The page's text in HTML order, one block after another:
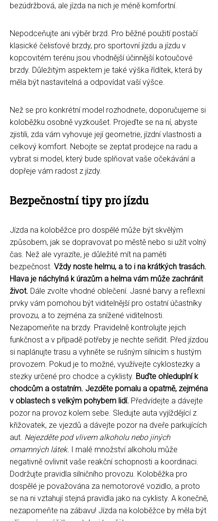
bezúdržbová, ale jízda na nich je méně komfortní.
Nepodceňujte ani výběr brzd. Pro běžné použití postačí
klasické čelisťové brzdy, pro sportovní jízdu a jízdu v
kopcovitém terénu jsou vhodnější účinnější kotoučové
brzdy. Důležitým aspektem je také výška řídítek, která by
měla být nastavitelná a odpovídat vaší výšce.
Než se pro konkrétní model rozhodnete, doporučujeme si
koloběžku osobně vyzkoušet. Projeďte se na ní, abyste
zjistili, zda vám vyhovuje její geometrie, jízdní vlastnosti a
celkový komfort. Nebojte se zeptat prodejce na radu a
vybrat si model, který bude splňovat vaše očekávání a
dopřeje vám radost z jízdy.
Bezpečnostní tipy pro jízdu
Jízda na koloběžce pro dospělé může být skvělým
způsobem, jak se dopravovat po městě nebo si užít volný
čas. Než ale vyrazíte, je důležité mít na paměti
bezpečnost. Vždy noste helmu, a to i na krátkých trasách.
Hlava je náchylná k úrazům a helma vám může zachránit
život. Dále zvolte vhodné oblečení. Jasné barvy a reflexní
prvky vám pomohou být viditelnější pro ostatní účastníky
provozu, a to zejména za snížené viditelnosti.
Nezapomeňte na brzdy. Pravidelně kontrolujte jejich
funkčnost a v případě potřeby je nechte seřídit. Před jízdou
si naplánujte trasu a vyhněte se rušným silnicím s hustým
provozem. Pokud je to možné, využívejte cyklostezky a
stezky určené pro chodce a cyklisty. Buďte ohleduplní k
chodcům a ostatním. Jezděte pomalu a opatrně, zejména
v oblastech s velkým pohybem lidí. Předvídejte a dávejte
pozor na provoz kolem sebe. Sledujte auta vyjíždějící z
křižovatek, ze vjezdů a dávejte pozor na dveře parkujících
aut. Nejezděte pod vlivem alkoholu nebo jiných
omamných látek. I malé množství alkoholu může
negativně ovlivnit vaše reakční schopnosti a koordinaci.
Dodržujte pravidla silničního provozu. Koloběžka pro
dospělé je považována za nemotorové vozidlo, a proto
se na ni vztahují stejná pravidla jako na cyklisty. A konečně,
nezapomeňte na zábavu! Jízda na koloběžce by měla být